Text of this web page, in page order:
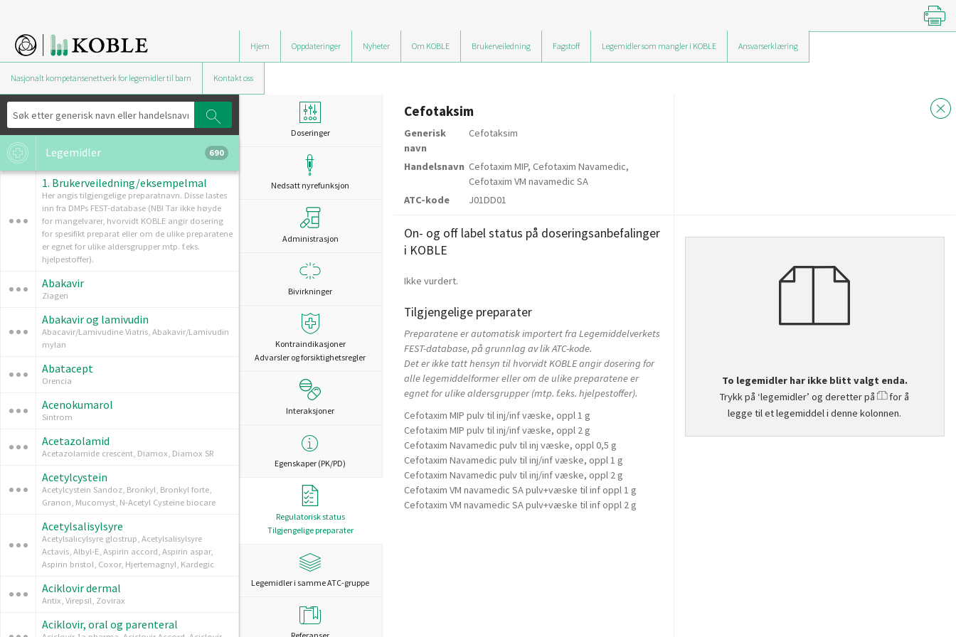
Hjem Oppdateringer Nyheter Om KOBLE Brukerveiledning Fagstoff Legemidler som mangler i KOBLE Ansvarserklæring
Nasjonalt kompetansenettverk for legemidler til barn Kontakt oss
Legemidler 690
1. Brukerveiledning/eksempelmal
Her angis tilgjengelige preparatnavn. Disse lastes
inn fra DMPs FEST-database (NB! Tar ikke høyde
for mangelvarer, hvorvidt KOBLE angir dosering
for spesifikt preparat eller om de ulike preparatene
er egnet for ulike aldersgrupper mtp. f.eks.
hjelpestoffer).
Abakavir
Ziagen
Abakavir og lamivudin
Abacavir/Lamivudine Viatris, Abakavir/Lamivudin
mylan
Abatacept
Orencia
Acenokumarol
Sintrom
Acetazolamid
Acetazolamide crescent, Diamox, Diamox SR
Acetylcystein
Acetylcystein Sandoz, Bronkyl, Bronkyl forte,
Granon, Mucomyst, N-Acetyl Cysteine biocare
Acetylsalisylsyre
Acetylsalicylsyre glostrup, Acetylsalisylsyre
Actavis, Albyl-E, Aspirin accord, Aspirin aspar,
Aspirin bristol, Coxor, Hjertemagnyl, Kardegic
Aciklovir dermal
Antix, Virepsil, Zovirax
Aciklovir, oral og parenteral
Doseringer
Nedsatt nyrefunksjon
Administrasjon
Bivirkninger
Kontraindikasjoner
Advarsler og forsiktighetsregler
Interaksjoner
Egenskaper (PK/PD)
Regulatorisk status
Tilgjengelige preparater
Legemidler i samme ATC-gruppe
Cefotaksim
Generisk
navn
Cefotaksim
Handelsnavn Cefotaxim MIP, Cefotaxim Navamedic,
Cefotaxim VM navamedic SA
ATC-kode
J01DD01
On- og off label status på doseringsanbefalinger
i KOBLE
Ikke vurdert.
Tilgjengelige preparater
Preparatene er automatisk importert fra Legemiddelverkets
FEST-database, på grunnlag av lik ATC-kode.
Det er ikke tatt hensyn til hvorvidt KOBLE angir dosering for
alle legemiddelformer eller om de ulike preparatene er
egnet for ulike aldersgrupper (mtp. f.eks. hjelpestoffer).
Cefotaxim MIP pulv til inj/inf væske, oppl 1 g
Cefotaxim MIP pulv til inj/inf væske, oppl 2 g
Cefotaxim Navamedic pulv til inj væske, oppl 0,5 g
Cefotaxim Navamedic pulv til inj/inf væske, oppl 1 g
Cefotaxim Navamedic pulv til inj/inf væske, oppl 2 g
Cefotaxim VM navamedic SA pulv+væske til inf oppl 1 g
Cefotaxim VM navamedic SA pulv+væske til inf oppl 2 g
To legemidler har ikke blitt valgt enda.
Trykk på ‘legemidler’ og deretter på
for å
legge til et legemiddel i denne kolonnen.